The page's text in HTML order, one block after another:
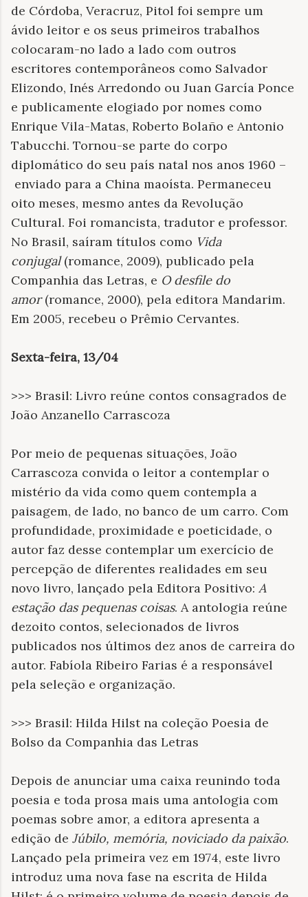
de Córdoba, Veracruz, Pitol foi sempre um
ávido leitor e os seus primeiros trabalhos
colocaram-no lado a lado com outros
escritores contemporâneos como Salvador
Elizondo, Inés Arredondo ou Juan García Ponce
e publicamente elogiado por nomes como
Enrique Vila-Matas, Roberto Bolaño e Antonio
Tabucchi. Tornou-se parte do corpo
diplomático do seu país natal nos anos 1960 –
enviado para a China maoísta. Permaneceu
oito meses, mesmo antes da Revolução
Cultural. Foi romancista, tradutor e professor.
No Brasil, saíram títulos como Vida
conjugal(romance, 2009), publicado pela
Companhia das Letras, e O desfile do
amor(romance, 2000), pela editora Mandarim.
Em 2005, recebeu o Prêmio Cervantes.
Sexta-feira, 13/04
>>> Brasil: Livro reúne contos consagrados de
João Anzanello Carrascoza
Por meio de pequenas situações, João
Carrascoza convida o leitor a contemplar o
mistério da vida como quem contempla a
paisagem, de lado, no banco de um carro. Com
profundidade, proximidade e poeticidade, o
autor faz desse contemplar um exercício de
percepção de diferentes realidades em seu
novo livro, lançado pela Editora Positivo: A
estação das pequenas coisas. A antologia reúne
dezoito contos, selecionados de livros
publicados nos últimos dez anos de carreira do
autor. Fabíola Ribeiro Farias é a responsável
pela seleção e organização.
>>> Brasil: Hilda Hilst na coleção Poesia de
Bolso da Companhia das Letras
Depois de anunciar uma caixa reunindo toda
poesia e toda prosa mais uma antologia com
poemas sobre amor, a editora apresenta a
edição de Júbilo, memória, noviciado da paixão.
Lançado pela primeira vez em 1974, este livro
introduz uma nova fase na escrita de Hilda